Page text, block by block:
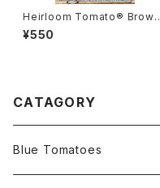
Heirloom Tomato® Brown
Sugar エアルーム・トマト・ブラ
ウン・シュガー
¥550
CATAGORY
Blue Tomatoes